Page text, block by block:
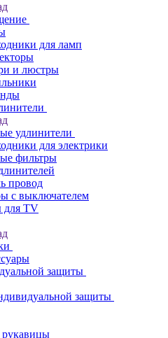
для ламп
и люстры
удлинители
для электрики
фильтры
провод
с выключателем
для TV
защиты
защиты